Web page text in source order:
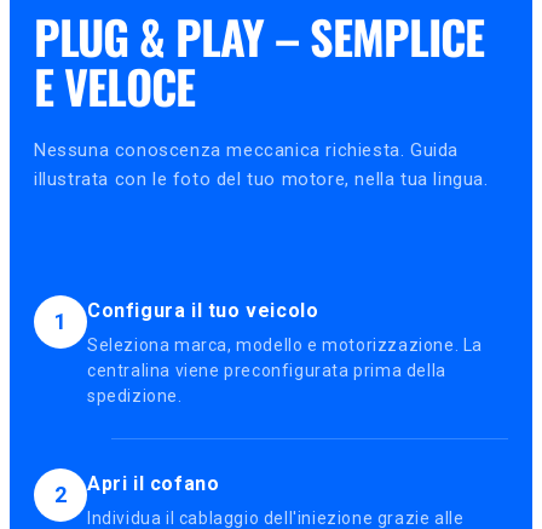
PLUG & PLAY – SEMPLICE
E VELOCE
Nessuna conoscenza meccanica richiesta. Guida
illustrata con le foto del tuo motore, nella tua lingua.
1 Configura il tuo veicolo
Seleziona marca, modello e motorizzazione. La
centralina viene preconfigurata prima della
spedizione.
2 Apri il cofano
Individua il cablaggio dell'iniezione grazie alle